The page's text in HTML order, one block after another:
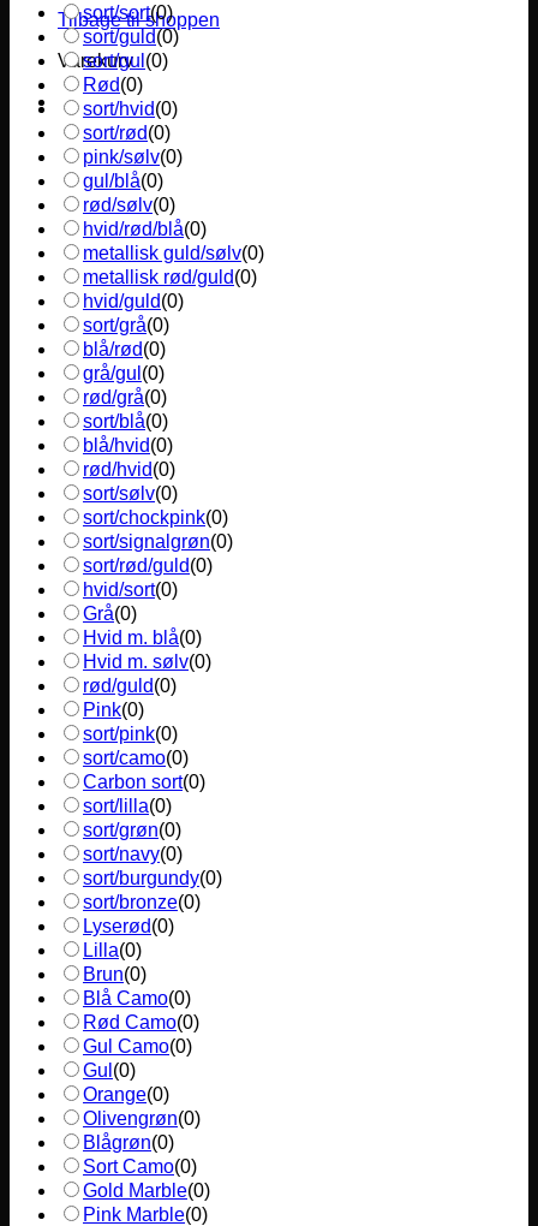
Tilbage til shoppen
Varekurv
sort/sort(0)
sort/guld(0)
sort/gul (0)
Rød(0)
sort/hvid(0)
sort/rød(0)
pink/sølv(0)
gul/blå(0)
rød/sølv(0)
hvid/rød/blå(0)
metallisk guld/sølv(0)
metallisk rød/guld(0)
hvid/guld(0)
sort/grå(0)
blå/rød(0)
grå/gul (0)
rød/grå(0)
sort/blå(0)
blå/hvid(0)
rød/hvid(0)
sort/sølv(0)
sort/chockpink(0)
sort/signalgrøn(0)
sort/rød/guld(0)
hvid/sort(0)
Grå(0)
Hvid m. blå(0)
Hvid m. sølv(0)
rød/guld(0)
Pink(0)
sort/pink(0)
sort/camo(0)
Carbon sort(0)
sort/lilla(0)
sort/grøn(0)
sort/navy(0)
sort/burgundy(0)
sort/bronze(0)
Lyserød(0)
Lilla(0)
Brun(0)
Blå Camo(0)
Rød Camo(0)
Gul Camo(0)
Gul (0)
Orange(0)
Olivengrøn(0)
Blågrøn(0)
Sort Camo(0)
Gold Marble(0)
Pink Marble(0)